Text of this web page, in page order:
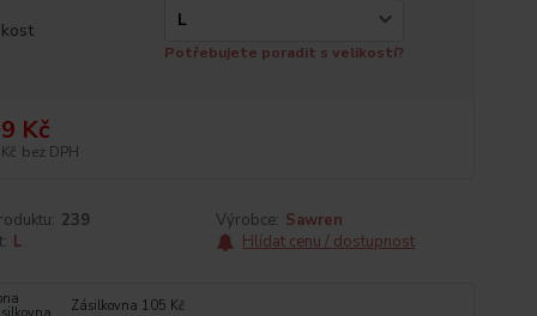
Potřebujete poradit s velikostí?
Kč
bez DPH
239 Výrobce: Sawren
L Hlídat cenu / dostupnost
Zásilkovna 105 Kč